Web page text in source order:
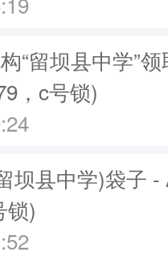
“留坝县中学”
，c号锁)
坝县中学)袋子 -
锁)